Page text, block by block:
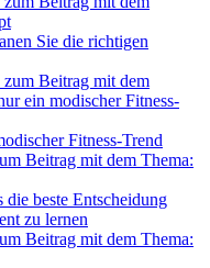
Sie die richtigen
Fitness-Trend
beste Entscheidung
zu lernen